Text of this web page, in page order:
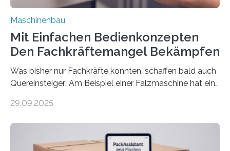
Maschinenbau
Mit Einfachen Bedienkonzepten
Den Fachkräftemangel Bekämpfen
Was bisher nur Fachkräfte konnten, schaffen bald auch
Quereinsteiger: Am Beispiel einer Falzmaschine hat ein
Mensch-Maschine-Schnittstelle so sehr vereinfacht,
Die zugrunde liegende Methodik lässt sich auf alle
anderen Maschinen übertragen. Eine Falzmaschine
29.09.2025